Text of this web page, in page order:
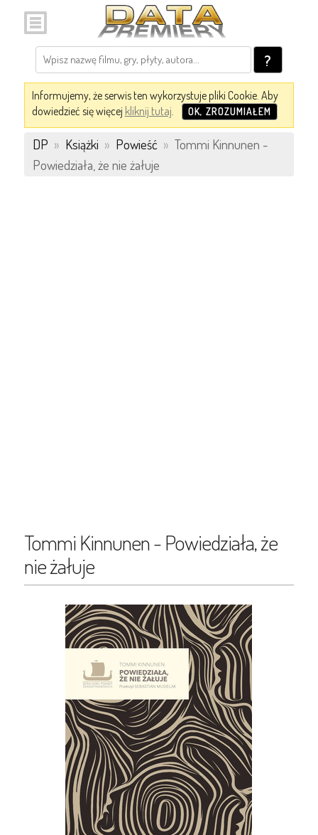
?
Informujemy, że serwis ten wykorzystuje pliki Cookie. Aby
dowiedzieć się więcej kliknij tutaj. OK, ZROZUMIAŁEM
DP » Książki » Powieść » Tommi Kinnunen -
Powiedziała, że nie żałuje
Tommi Kinnunen - Powiedziała, że
nie żałuje